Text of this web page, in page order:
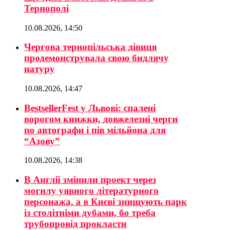
Тернополі
10.08.2026, 14:50
Чергова тернопільська дівиця
продемонструвала свою бидлячу
натуру
10.08.2026, 14:47
BestsellerFest у Львові: спалені
ворогом книжки, довжелезні черги
по автографи і пів мільйона для
“Азову”
10.08.2026, 14:38
В Англії змінили проект через
могилу уявного літературного
персонажа, а в Києві знищують парк
із столітніми дубами, бо треба
трубопровід прокласти